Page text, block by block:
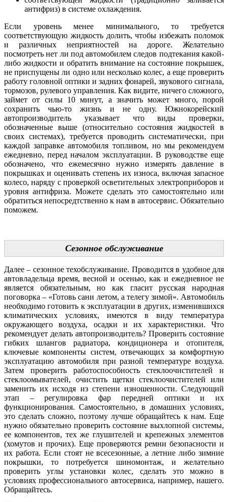
антифриз) в системе охлаждения.
Если уровень менее минимального, то требуется
соответствующую жидкость долить, чтобы избежать поломок
и различных неприятностей на дороге. Желательно
посмотреть нет ли под автомобилем следов подтекания какой-
либо жидкости и обратить внимание на состояние покрышек,
не приспущены ли одно или несколько колес, а еще проверить
работу головной оптики и задних фонарей, звукового сигнала,
тормозов, рулевого управления. Как видите, ничего сложного,
займет от силы 10 минут, а значить может много, порой
сохранить чью-то жизнь и не одну. Южнокорейский
автопроизводитель указывает что виды проверки,
обозначенные выше (относительно состояния жидкостей в
своих системах), требуется проводить систематически, при
каждой заправке автомобиля топливом, но мы рекомендуем
ежедневно, перед началом эксплуатации. В руководстве еще
обозначено, что ежемесячно нужно измерять давление в
покрышках и оценивать степень их износа, включая запасное
колесо, наряду с проверкой осветительных электроприборов и
уровня антифриза. Можете сделать это самостоятельно или
обратиться непосредтственно к нам в автосервис. Обязательно
поможем.
Сезонное обслуживание
Далее – сезонное техобслуживание. Проводится в удобное для
автовладельца время, весной и осенью, как и ежедневное не
является обязательным, но как гласит русская народная
поговорка – «Готовь сани летом, а телегу зимой». Автомобиль
необходимо готовить к эксплуатации в других, изменившихся
климатических условиях, имеются в виду температура
окружающего воздуха, осадки и их характеристики. Что
рекомендует делать автопроизводитель? Проверить состояние
гибких шлангов радиатора, кондиционера и отопителя,
ключевые компоненты систем, отвечающих за комфортную
эксплуатацию автомобиля при разной температуре воздуха.
Затем проверить работоспособность стеклоочистителей и
стеклоомывателей, очистить щетки стеклоочистителей или
заменить их исходя из степени изношенности. Следующий
этап – регулировка фар передней оптики и их
функционирования. Самостоятельно, в домашних условиях,
это сделать сложно, поэтому лучше обращайтесь к нам. Еще
нужно обязательно проверить состояние выхлопной системы,
ее компонентов, тех же глушителей и крепежных элементов
(хомутов и прочих). Еще проверяются ремни безопасности и
их работа. Если стоят не всесезонные, а летние либо зимние
покрышки, то потребуется шиномонтаж, и желательно
проверить углы установки колес, сделать это можно в
условиях профессионального автосервиса, например, нашего.
Обращайтесь.